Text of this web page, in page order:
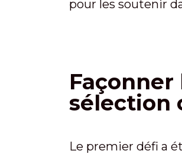
pour les soutenir
sélection
Le premier défi a